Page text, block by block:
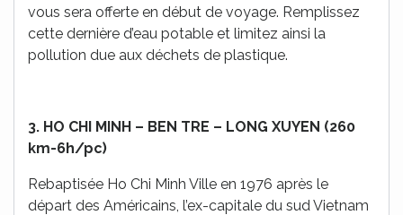
vous sera offerte en début de voyage. Remplissez
cette dernière d’eau potable et limitez ainsi la
pollution due aux déchets de plastique.
3. HO CHI MINH – BEN TRE – LONG XUYEN (260
km-6h/pc)
Rebaptisée Ho Chi Minh Ville en 1976 après le
départ des Américains, l’ex-capitale du sud Vietnam